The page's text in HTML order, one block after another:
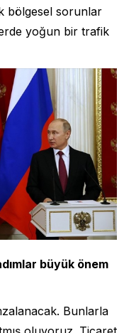
bölgesel sorunlar
yoğun bir trafik
büyük önem
Bunlarla